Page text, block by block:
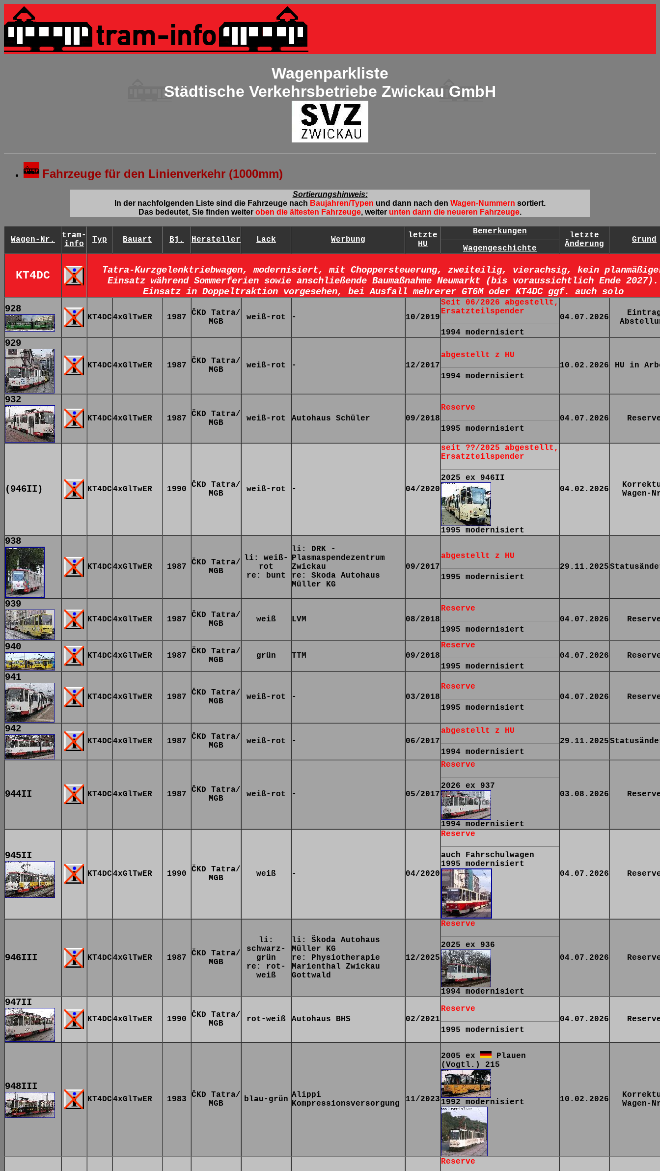
Wagenparkliste
Städtische Verkehrsbetriebe Zwickau GmbH
Fahrzeuge für den Linienverkehr (1000mm)
Sortierungshinweis:
In der nachfolgenden Liste sind die Fahrzeuge nach Baujahren/Typen und dann nach den Wagen-Nummern sortiert.
Das bedeutet, Sie finden weiter oben die ältesten Fahrzeuge, weiter unten dann die neueren Fahrzeuge.
Wagen-Nr.
tram-
info
Typ Bauart Bj. Hersteller Lack Werbung
letzte
HU
Bemerkungen
Wagengeschichte
letzte
Änderung
Grund
KT4DC
Tatra-Kurzgelenktriebwagen, modernisiert, mit Choppersteuerung, zweiteilig, vierachsig, kein
Einsatz während Sommerferien sowie anschließende Baumaßnahme Neumarkt (bis voraussichtlich Ende 2027).
Einsatz in Doppeltraktion vorgesehen, bei Ausfall mehrerer GT6M oder KT4DC ggf. auch solo
928
KT4DC4xGlTwER 1987
ČKD Tatra/
MGB
weiß-rot - 10/2019
Seit 06/2026 abgestellt,
Ersatzteilspender
1994 modernisiert
04.07.2026
929
KT4DC4xGlTwER 1987
ČKD Tatra/
MGB
weiß-rot - 12/2017
abgestellt z HU
1994 modernisiert
10.02.2026 HU in
932
KT4DC4xGlTwER 1987
ČKD Tatra/
MGB
weiß-rot Autohaus Schüler 09/2018
Reserve
1995 modernisiert
04.07.2026
(946II) KT4DC4xGlTwER 1990
ČKD Tatra/
MGB
weiß-rot - 04/2020
seit ??/2025 abgestellt,
Ersatzteilspender
2025 ex 946II
1995 modernisiert
04.02.2026
Wagen-
938
KT4DC4xGlTwER 1987
ČKD Tatra/
MGB
li: weiß-
rot
re: bunt
li: DRK -
Plasmaspendezentrum
Zwickau
re: Skoda Autohaus
Müller KG
09/2017
abgestellt z HU
1995 modernisiert
29.11.2025
939
KT4DC4xGlTwER 1987
ČKD Tatra/
MGB
weiß LVM 08/2018
Reserve
1995 modernisiert
04.07.2026
940
KT4DC4xGlTwER 1987
ČKD Tatra/
MGB
grün TTM 09/2018
Reserve
1995 modernisiert
04.07.2026
941
KT4DC4xGlTwER 1987
ČKD Tatra/
MGB
weiß-rot - 03/2018
Reserve
1995 modernisiert
04.07.2026
942
KT4DC4xGlTwER 1987
ČKD Tatra/
MGB
weiß-rot - 06/2017
abgestellt z HU
1994 modernisiert
29.11.2025
944II KT4DC4xGlTwER 1987
ČKD Tatra/
MGB
weiß-rot - 05/2017
Reserve
2026 ex 937
1994 modernisiert
03.08.2026
945II
KT4DC4xGlTwER 1990
ČKD Tatra/
MGB
weiß - 04/2020
Reserve
auch Fahrschulwagen
1995 modernisiert
04.07.2026
946III KT4DC4xGlTwER 1987
ČKD Tatra/
MGB
li:
schwarz-
grün
re: rot-
weiß
li: Škoda Autohaus
Müller KG
re: Physiotherapie
Marienthal Zwickau
Gottwald
12/2025
Reserve
2025 ex 936
1994 modernisiert
04.07.2026
947II
KT4DC4xGlTwER 1990
ČKD Tatra/
MGB
rot-weiß Autohaus BHS 02/2021
Reserve
1995 modernisiert
04.07.2026
948III
KT4DC4xGlTwER 1983
ČKD Tatra/
MGB
blau-grün Alippi
Kompressionsversorgung
11/2023
2005 ex
Plauen
(Vogtl.) 215
1992 modernisiert 10.02.2026
Wagen-
Reserve